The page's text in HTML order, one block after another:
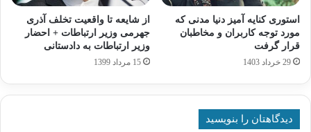
استوری کنایه آمیز دنیا مدنی که
مورد توجه کاربران و مخاطبان
قرار گرفت
29 خرداد 1403
از شایعه تا واقعیت تخلف آذری
جهرمی وزیر ارتباطات + احضار
وزیر ارتباطات به دادستانی
15 مرداد 1399
دیدگاهتان را بنویسید